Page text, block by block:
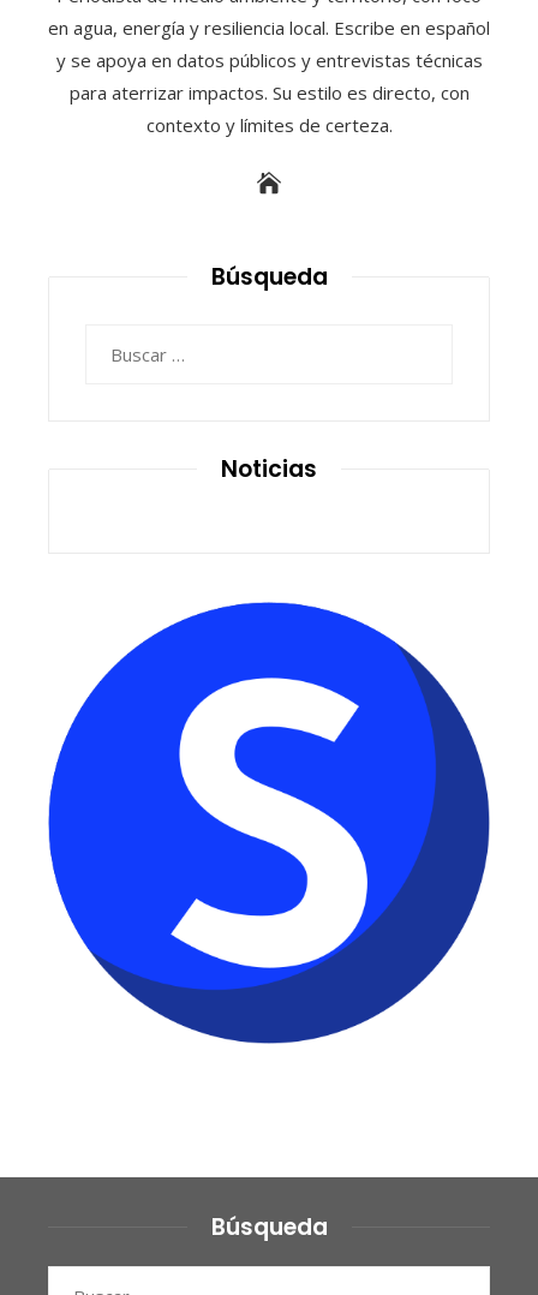
en agua, energía y resiliencia local. Escribe en español
y se apoya en datos públicos y entrevistas técnicas
para aterrizar impactos. Su estilo es directo, con
contexto y límites de certeza.
Búsqueda
Noticias
Búsqueda